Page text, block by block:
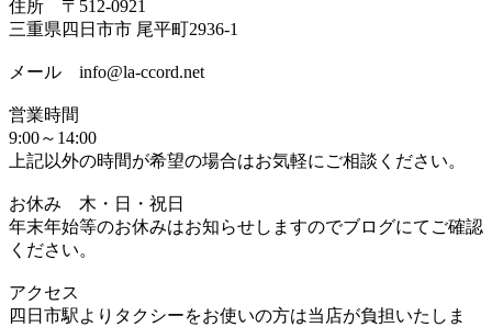
住所 〒512-0921
三重県四日市市 尾平町2936-1
メール info@la-ccord.net
営業時間
9:00～14:00
上記以外の時間が希望の場合はお気軽にご相談ください。
お休み 木・日・祝日
年末年始等のお休みはお知らせしますのでブログにてご確認
ください。
アクセス
四日市駅よりタクシーをお使いの方は当店が負担いたしま